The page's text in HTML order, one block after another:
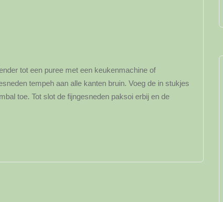
tot een puree met een keukenmachine of
tempeh aan alle kanten bruin. Voeg de in stukjes
toe. Tot slot de fijngesneden paksoi erbij en de